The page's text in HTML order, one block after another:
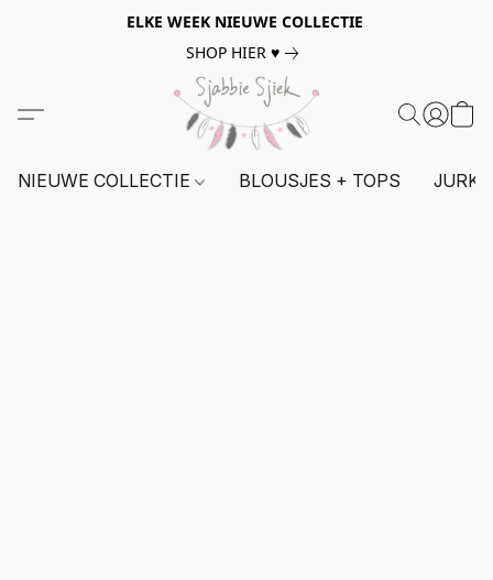
ELKE WEEK NIEUWE COLLECTIE
SHOP HIER ♥
NIEUWE COLLECTIE BLOUSJES + TOPS